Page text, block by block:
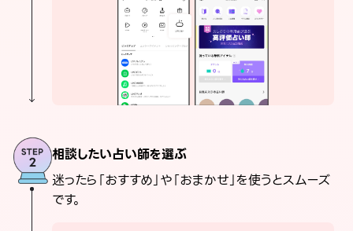
相談したい占い師を選ぶ
迷ったら「おすすめ」や「おまかせ」を使うとスムーズ
です。